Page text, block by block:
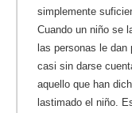
simplemente
Cuando un niño se
las personas le dan
casi sin darse
aquello que han
lastimado el niño.